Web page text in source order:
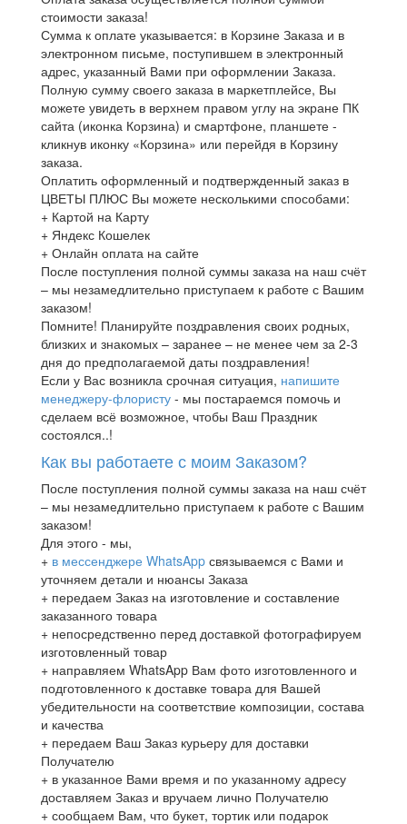
стоимости заказа!
Сумма к оплате указывается: в Корзине Заказа и в
электронном письме, поступившем в электронный
адрес, указанный Вами при оформлении Заказа.
Полную сумму своего заказа в маркетплейсе, Вы
можете увидеть в верхнем правом углу на экране ПК
сайта (иконка Корзина) и смартфоне, планшете -
кликнув иконку «Корзина» или перейдя в Корзину
заказа.
Оплатить оформленный и подтвержденный заказ в
ЦВЕТЫ ПЛЮС Вы можете несколькими способами:
+ Картой на Карту
+ Яндекс Кошелек
+ Онлайн оплата на сайте
После поступления полной суммы заказа на наш счёт
– мы незамедлительно приступаем к работе с Вашим
заказом!
Помните! Планируйте поздравления своих родных,
близких и знакомых – заранее – не менее чем за 2-3
дня до предполагаемой даты поздравления!
Если у Вас возникла срочная ситуация, напишите
менеджеру-флористу - мы постараемся помочь и
сделаем всё возможное, чтобы Ваш Праздник
состоялся..!
Как вы работаете с моим Заказом?
После поступления полной суммы заказа на наш счёт
– мы незамедлительно приступаем к работе с Вашим
заказом!
Для этого - мы,
+ в мессенджере WhatsApp связываемся с Вами и
уточняем детали и нюансы Заказа
+ передаем Заказ на изготовление и составление
заказанного товара
+ непосредственно перед доставкой фотографируем
изготовленный товар
+ направляем WhatsApp Вам фото изготовленного и
подготовленного к доставке товара для Вашей
убедительности на соответствие композиции, состава
и качества
+ передаем Ваш Заказ курьеру для доставки
Получателю
+ в указанное Вами время и по указанному адресу
доставляем Заказ и вручаем лично Получателю
+ сообщаем Вам, что букет, тортик или подарок